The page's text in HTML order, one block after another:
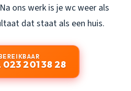
ons werk is je wc weer als
dat staat als een huis.
023 201 38 28